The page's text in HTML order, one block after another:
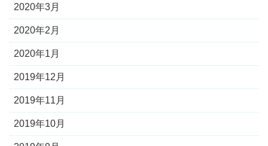
2020年3月
2020年2月
2020年1月
2019年12月
2019年11月
2019年10月